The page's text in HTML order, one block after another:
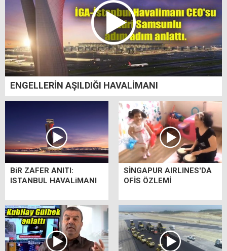
ENGELLERİN AŞILDIĞI HAVALİMANI
BiR ZAFER ANITI:
ISTANBUL HAVALiMANI
SİNGAPUR AIRLINES'DA
OFİS ÖZLEMİ